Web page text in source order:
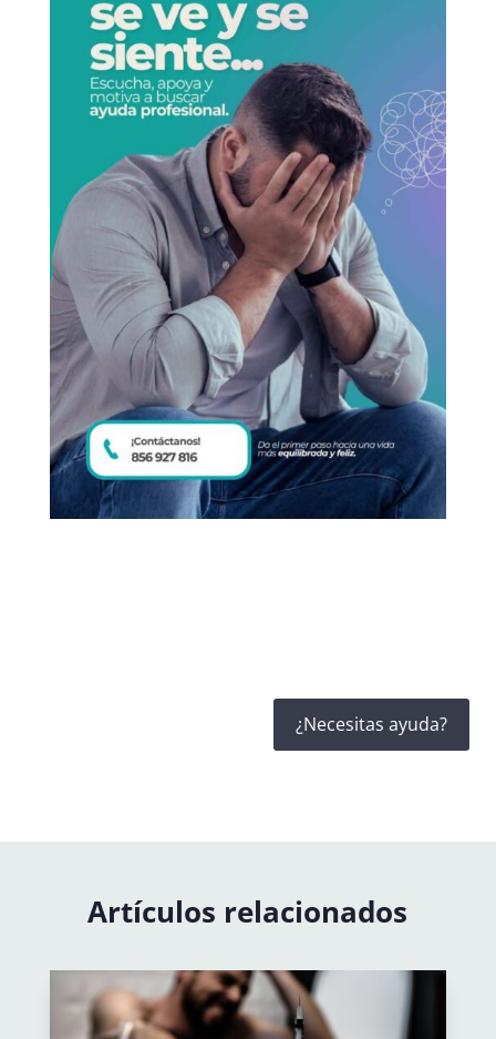
¿Necesitas ayuda?
Artículos relacionados